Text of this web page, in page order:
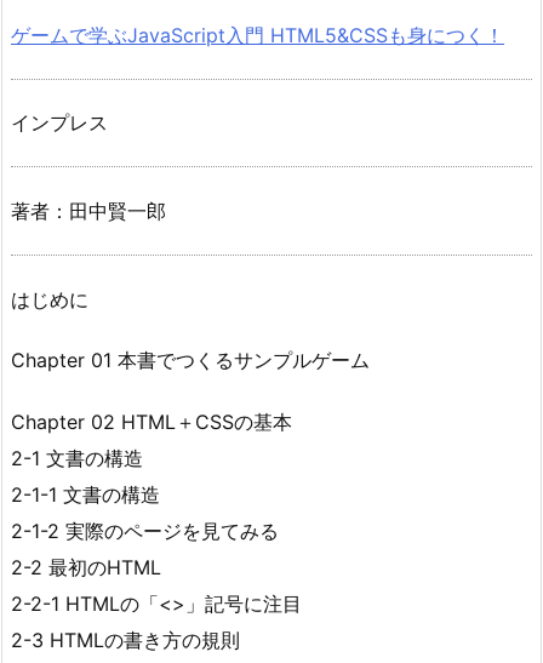
ゲームで学ぶJavaScript入門 HTML5&CSSも身につく！
インプレス
著者：田中賢一郎
はじめに
Chapter 01 本書でつくるサンプルゲーム
Chapter 02 HTML＋CSSの基本
2-1 文書の構造
2-1-1 文書の構造
2-1-2 実際のページを見てみる
2-2 最初のHTML
2-2-1 HTMLの「<>」記号に注目
2-3 HTMLの書き方の規則